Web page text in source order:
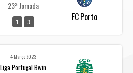
23ª Jornada
1 3 FC Porto
4 Março 2023
Liga Portugal Bwin